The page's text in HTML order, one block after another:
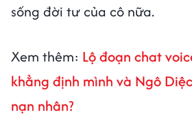
sống đời tư của cô nữa.
Xem thêm: Lộ đoạn chat
khẳng định mình và Ngô
nạn nhân?